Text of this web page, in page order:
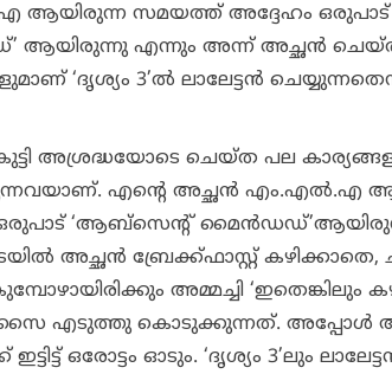
ആയിരുന്ന സമയത്ത് അദ്ദേഹം
ആയിരുന്നു എന്നും അന്ന് അച്ഛൻ
‘ദൃശ്യം 3’ൽ ലാലേട്ടൻ
അശ്രദ്ധയോടെ ചെയ്ത പല
എന്റെ അച്ഛൻ എം.എൽ.എ
‘ആബ്സെന്റ്
അച്ഛൻ ബ്രേക്ക്ഫാസ്റ്റ് കഴിക്കാതെ,
അമ്മച്ചി ‘ഇതെങ്കിലും
എടുത്തു കൊടുക്കുന്നത്. അപ്പോൾ
ഇട്ടിട്ട് ഒരോട്ടം ഓടും. ‘ദൃശ്യം 3’ലും